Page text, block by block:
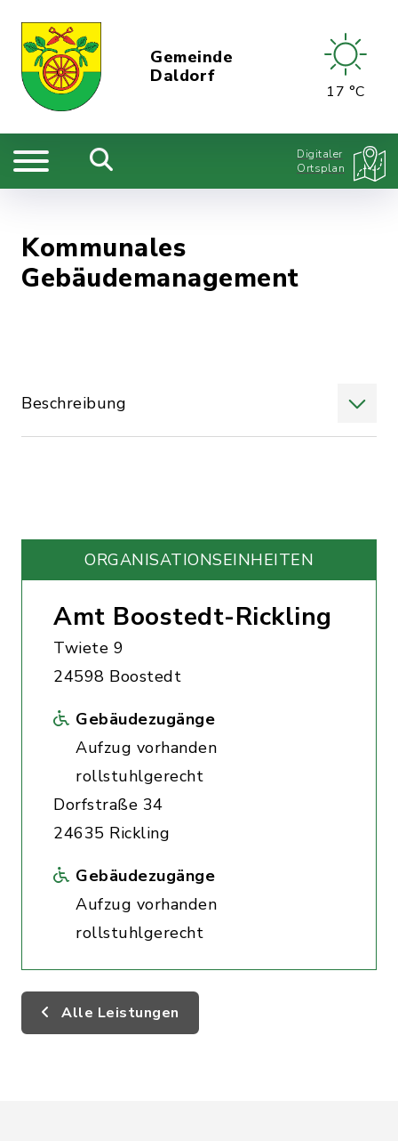
Gemeinde
Daldorf
17 °C
Digitaler
Ortsplan
Kommunales
Gebäudemanagement
Beschreibung
ORGANISATIONS­EINHEITEN
Amt Boostedt-Rickling
Twiete 9
24598 Boostedt
Gebäudezugänge
Aufzug vorhanden
rollstuhlgerecht
Dorfstraße 34
24635 Rickling
Gebäudezugänge
Aufzug vorhanden
rollstuhlgerecht
Alle Leistungen